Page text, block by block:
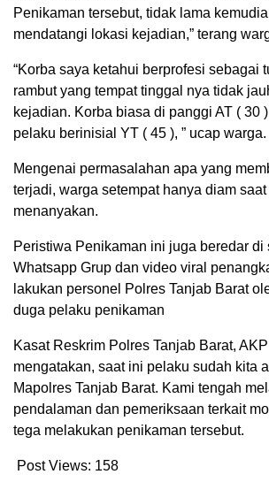
Penikaman tersebut, tidak lama
mendatangi lokasi kejadian,” terang
“Korba saya ketahui berprofesi sebagai
rambut yang tempat tinggal nya tidak
kejadian. Korba biasa di panggi AT ( 30
pelaku berinisial YT ( 45 ), ” ucap warga.
Mengenai permasalahan apa yang
terjadi, warga setempat hanya diam
menanyakan.
Peristiwa Penikaman ini juga beredar di
Whatsapp Grup dan video viral
lakukan personel Polres Tanjab Barat
duga pelaku penikaman
Kasat Reskrim Polres Tanjab Barat,
mengatakan, saat ini pelaku sudah kita
Mapolres Tanjab Barat. Kami tengah
pendalaman dan pemeriksaan terkait
tega melakukan penikaman tersebut.
Post Views: 158